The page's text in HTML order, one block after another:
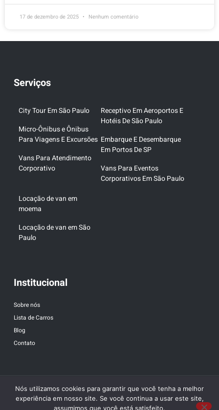
17 de dezembro de 2025 Nenhum comentário
Serviços
City Tour Em São Paulo
Micro-Ônibus e Ônibus
Para Viagens E Excursões
Vans Para Atendimento
Corporativo
Receptivo Em Aeroportos E
Hotéis De São Paulo
Embarque E Desembarque
Em Portos De SP
Vans Para Eventos
Corporativos Em São Paulo
Locação de van em
moema
Locação de van em São
Paulo
Institucional
Sobre nós
Lista de Carros
Blog
Contato
Nós utilizamos cookies para garantir que você tenha a melhor
experiência em nosso site. Se você continua a usar este site,
assumimos que você está satisfeito.